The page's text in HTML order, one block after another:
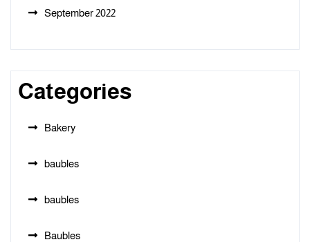
September 2022
Categories
Bakery
baubles
baubles
Baubles